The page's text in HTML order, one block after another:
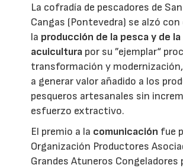
La cofradía de pescadores de San
Cangas (Pontevedra) se alzó con
la producción de la pesca y de la
acuicultura por su ”ejemplar“
transformación y
a generar valor añadido a los
pesqueros artesanales sin
esfuerzo extractivo.
El premio a la comunicación fue
Organización Productores
Grandes Atuneros Congeladores